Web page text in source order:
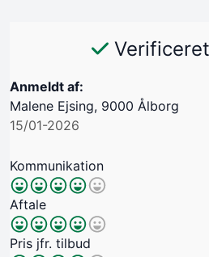
Anmeldt af:
Malene Ejsing, 9000 Ålborg
15/01-2026
Kommunikation
Aftale
Pris jfr. tilbud